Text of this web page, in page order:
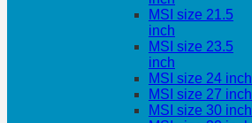
MSI size 21.5
inch
MSI size 23.5
inch
MSI size 24 inch
MSI size 27 inch
MSI size 30 inch